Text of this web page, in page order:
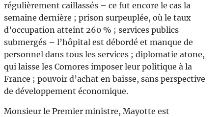
régulièrement caillassés – ce fut encore le cas la
semaine dernière ; prison surpeuplée, où le taux
d’occupation atteint 260 % ; services publics
submergés – l’hôpital est débordé et manque de
personnel dans tous les services ; diplomatie atone,
qui laisse les Comores imposer leur politique à la
France ; pouvoir d’achat en baisse, sans perspective
de développement économique.
Monsieur le Premier ministre, Mayotte est